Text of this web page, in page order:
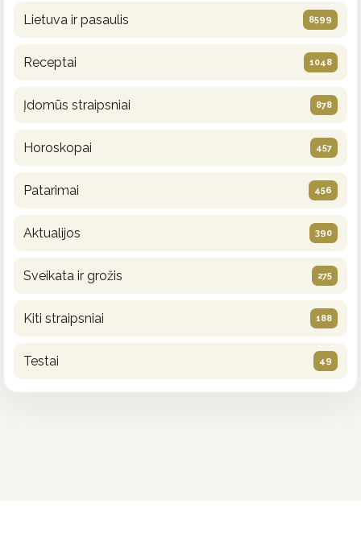
Lietuva ir pasaulis 8599
Receptai 1048
Įdomūs straipsniai 878
Horoskopai 457
Patarimai 456
Aktualijos 390
Sveikata ir grožis 275
Kiti straipsniai 188
Testai 49